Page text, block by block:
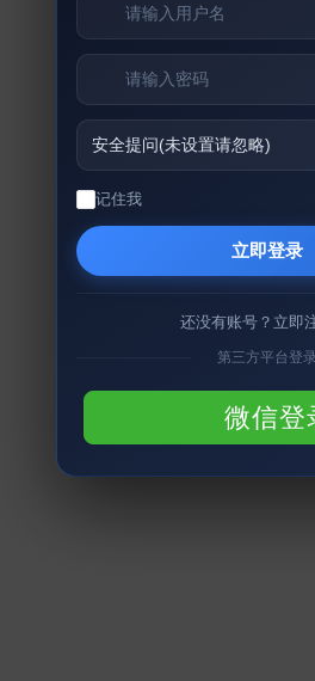
记住我
立即登录
还没有账号？立即
第三方平台登
微信登